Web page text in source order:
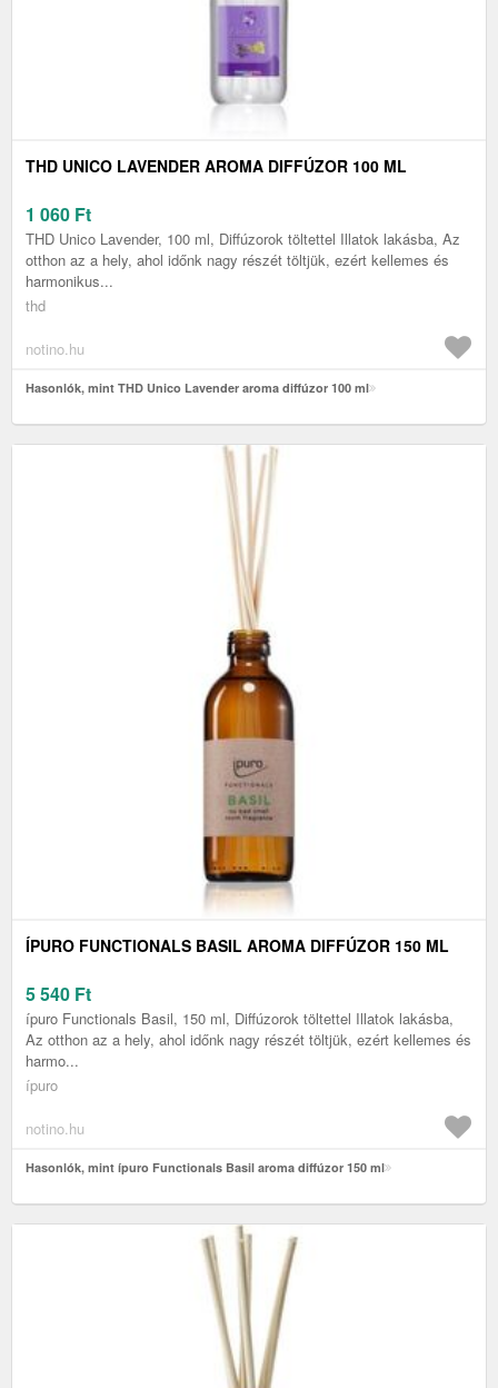
THD UNICO LAVENDER AROMA DIFFÚZOR 100 ML
1 060 Ft
THD Unico Lavender, 100 ml, Diffúzorok töltettel Illatok lakásba, Az
otthon az a hely, ahol időnk nagy részét töltjük, ezért kellemes és
harmonikus...
thd
notino.hu
Hasonlók, mint THD Unico Lavender aroma diffúzor 100 ml
ÍPURO FUNCTIONALS BASIL AROMA DIFFÚZOR 150 ML
5 540 Ft
ípuro Functionals Basil, 150 ml, Diffúzorok töltettel Illatok lakásba,
Az otthon az a hely, ahol időnk nagy részét töltjük, ezért kellemes és
harmo...
ípuro
notino.hu
Hasonlók, mint ípuro Functionals Basil aroma diffúzor 150 ml